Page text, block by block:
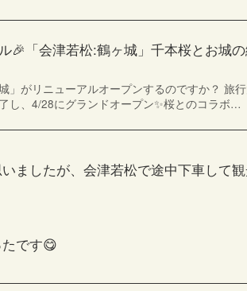
🎉「会津若松:鶴ヶ城」千本桜とお城
」がリニューアルオープンするのですか？ 旅
し、4/28にグランドオープン✨桜とのコラボ…
ましたが、会津若松で途中下車して
です😋